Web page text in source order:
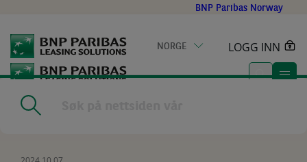
main
content
BNP Paribas Norway
NORGE LOGG INN
Home
GJENNOMFØRER SIN FØRSTE VERDIPAPIRISERING PÅ 500